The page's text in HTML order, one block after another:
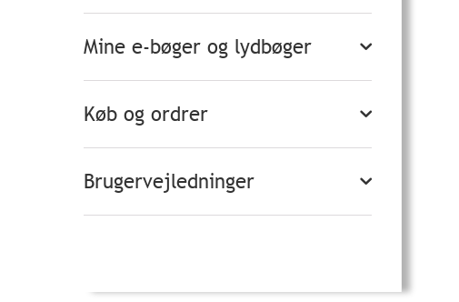
Mine e-bøger og lydbøger
Køb og ordrer
Brugervejledninger